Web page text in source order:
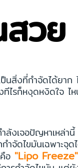
ว
ป็นสิ่งที่กำจัดได้ยาก
ไรก็หงุดหงิดใจ ไ
งเจอปัญหาเหล่านี้
ำจัดไขมันเฉพาะจุ
อ "Lipo Freeze"